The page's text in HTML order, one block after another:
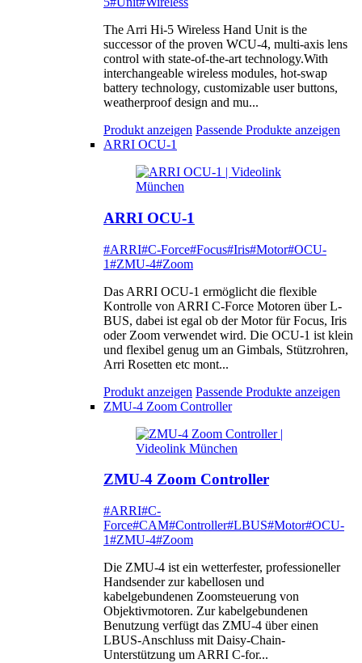
The Arri Hi-5 Wireless Hand Unit is the
successor of the proven WCU-4, multi-axis lens
control with state-of-the-art technology.With
interchangeable wireless modules, hot-swap
battery technology, customizable user buttons,
weatherproof design and mu...
Produkt anzeigen Passende Produkte anzeigen
ARRI OCU-1
ARRI OCU-1
#ARRI#C-Force#Focus#Iris#Motor#OCU-
1#ZMU-4#Zoom
Das ARRI OCU-1 ermöglicht die flexible
Kontrolle von ARRI C-Force Motoren über L-
BUS, dabei ist egal ob der Motor für Focus, Iris
oder Zoom verwendet wird. Die OCU-1 ist klein
und flexibel genug um an Gimbals, Stützrohren,
Arri Rosetten etc mont...
Produkt anzeigen Passende Produkte anzeigen
ZMU-4 Zoom Controller
ZMU-4 Zoom Controller
#ARRI#C-
Force#CAM#Controller#LBUS#Motor#OCU-
1#ZMU-4#Zoom
Die ZMU-4 ist ein wetterfester, professioneller
Handsender zur kabellosen und
kabelgebundenen Zoomsteuerung von
Objektivmotoren. Zur kabelgebundenen
Benutzung verfügt das ZMU-4 über einen
LBUS-Anschluss mit Daisy-Chain-
Unterstützung um ARRI C-for...